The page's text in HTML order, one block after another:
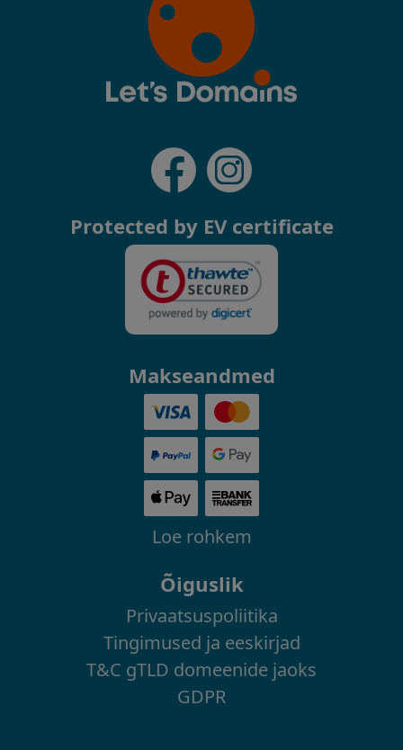
Protected by EV certificate
Makseandmed
Loe rohkem
Õiguslik
Privaatsuspoliitika
Tingimused ja eeskirjad
T&C gTLD domeenide jaoks
GDPR